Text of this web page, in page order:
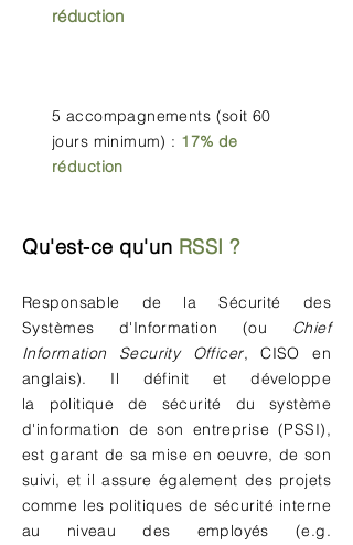
réduction
5 accompagnements (soit 60
jours minimum) : 17% de
réduction
Qu'est-ce qu'un RSSI ?
Responsable de la Sécurité des
Systèmes d'Information (ou Chief
Information Security Officer, CISO en
anglais). Il définit et développe
la politique de sécurité du système
d'information de son entreprise (PSSI),
est garant de sa mise en oeuvre, de son
suivi, et il assure également des projets
comme les politiques de sécurité interne
au niveau des employés (e.g.